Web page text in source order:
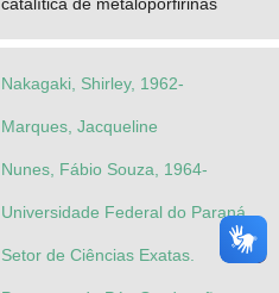
catalítica de metaloporfirinas
Nakagaki, Shirley, 1962-
Marques, Jacqueline
Nunes, Fábio Souza, 1964-
Universidade Federal do Paraná.
Setor de Ciências Exatas.